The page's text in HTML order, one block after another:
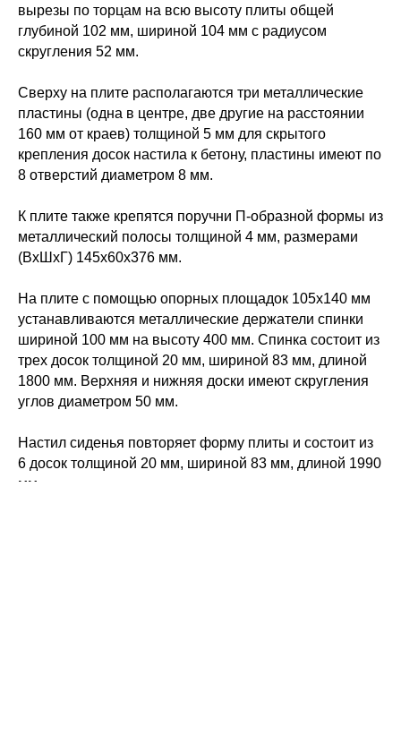
вырезы по торцам на всю высоту плиты общей
глубиной 102 мм, шириной 104 мм с радиусом
скругления 52 мм.
Сверху на плите располагаются три металлические
пластины (одна в центре, две другие на расстоянии
160 мм от краев) толщиной 5 мм для скрытого
крепления досок настила к бетону, пластины имеют по
8 отверстий диаметром 8 мм.
К плите также крепятся поручни П-образной формы из
металлический полосы толщиной 4 мм, размерами
(ВхШхГ) 145х60х376 мм.
На плите с помощью опорных площадок 105х140 мм
устанавливаются металлические держатели спинки
шириной 100 мм на высоту 400 мм. Спинка состоит из
трех досок толщиной 20 мм, шириной 83 мм, длиной
1800 мм. Верхняя и нижняя доски имеют скругления
углов диаметром 50 мм.
Настил сиденья повторяет форму плиты и состоит из
6 досок толщиной 20 мм, шириной 83 мм, длиной 1990
мм.